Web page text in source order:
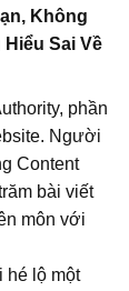
Không
Sai Về
phần
Người
Content
bài viết
môn với
hé lộ một